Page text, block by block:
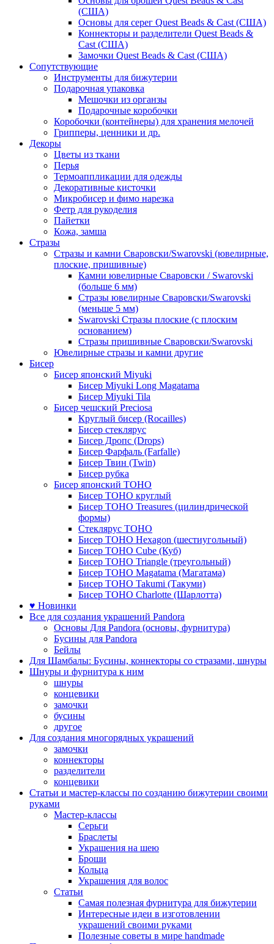
(США)
Основы для серег Quest Beads & Cast (США)
Коннекторы и разделители Quest Beads &
Cast (США)
Замочки Quest Beads & Cast (США)
Сопутствующие
Инструменты для бижутерии
Подарочная упаковка
Мешочки из органзы
Подарочные коробочки
Коробочки (контейнеры) для хранения мелочей
Грипперы, ценники и др.
Декоры
Цветы из ткани
Перья
Термоаппликации для одежды
Декоративные кисточки
Микробисер и фимо нарезка
Фетр для рукоделия
Пайетки
Кожа, замша
Стразы
Стразы и камни Сваровски/Swarovski (ювелирные,
плоские, пришивные)
Камни ювелирные Сваровски / Swarovski
(больше 6 мм)
Стразы ювелирные Сваровски/Swarovski
(меньше 5 мм)
Swarovski Стразы плоские (с плоским
основанием)
Стразы пришивные Сваровски/Swarovski
Ювелирные стразы и камни другие
Бисер
Бисер японский Miyuki
Бисер Miyuki Long Magatama
Бисер Miyuki Tila
Бисер чешский Preciosa
Круглый бисер (Rocailles)
Бисер стеклярус
Бисер Дропс (Drops)
Бисер Фарфаль (Farfalle)
Бисер Твин (Twin)
Бисер рубка
Бисер японский TOHO
Бисер TOHO круглый
Бисер TOHO Treasures (цилиндрической
формы)
Стеклярус TOHO
Бисер TOHO Hexagon (шестиугольный)
Бисер TOHO Cube (Куб)
Бисер TOHO Triangle (треугольный)
Бисер TOHO Magatama (Магатама)
Бисер TOHO Takumi (Такуми)
Бисер TOHO Charlotte (Шарлотта)
♥ Новинки
Все для создания украшений Pandora
Основы Для Pandora (основы, фурнитура)
Бусины для Pandora
Бейлы
Для Шамбалы: Бусины, коннекторы со стразами, шнуры
Шнуры и фурнитура к ним
шнуры
концевики
замочки
бусины
другое
Для создания многорядных украшений
замочки
коннекторы
разделители
концевики
Статьи и мастер-классы по созданию бижутерии своими
руками
Мастер-классы
Серьги
Браслеты
Украшения на шею
Броши
Кольца
Украшения для волос
Статьи
Самая полезная фурнитура для бижутерии
Интересные идеи в изготовлении
украшений своими руками
Полезные советы в мире handmade